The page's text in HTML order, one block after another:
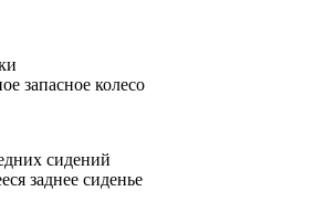
запасное колесо
сидений
заднее сиденье